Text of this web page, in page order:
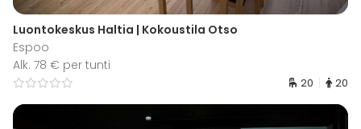
Luontokeskus Haltia | Kokoustila Otso
Espoo
Alk. 78 € per tunti
20 20